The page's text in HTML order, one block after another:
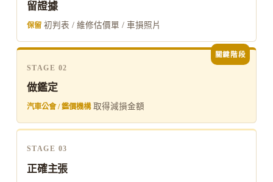
留證據
保留 初判表 / 維修估價單 / 車損照片
STAGE 02
做鑑定
汽車公會 / 鑑價機構 取得減損金額
STAGE 03
正確主張